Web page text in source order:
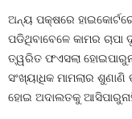
ଅନ୍ୟ ପକ୍ଷରେ
ପଡିଥିବାବେଳେ କାମର ଚାପା
ତ୍ୱରିତ ଫଏସଲା
ସଂଖ୍ୟାଧିକ ମାମଲାର
ହୋଇ ଅଦାଲତକୁ